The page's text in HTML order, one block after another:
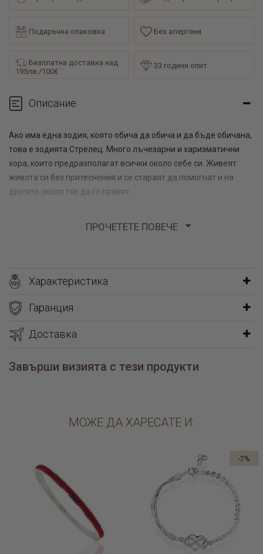
Подаръчна опаковка Без алергени
Безплатна доставка над
195лв./100€
33 години опит
Описание
Ако има една зодия, която обича да обича и да бъде обичана,
това е зодията Стрелец. Много лъчезарни и харизматични
хора, които предразполагат всички около себе си. Живеят
живота си без притеснения и се стараят да помогнат и на
другите около тях да го правят.
много класическа и утвърдена комбинация от материали, с
която човек не може да сбърка.
Доверете се на нашите майстори-бижутери да изработят
ръчно този прекрасен подарък, който може да бъде подарен
Материал: Сребро 925 с 24 карата позлата
Камъни: Цирконий, Бял седеф / Blue sandstone
причина да го поръчате за всеки специален празник на
любимата дама, представителка на зодиакалния знак.
Дизайнът е изцяло дело на Бижутерия Паладиум, което ви
дава възможност да подарите един малко по-различен накит.
Колиетата със зодии не са изгубили своето очарование, но
днес купувачите търсят продукт, който се отличава от
ПРОЧЕТЕТЕ ПОВЕЧЕ
Характеристика
Гаранция
Доставка
Завърши визията с тези продукти
МОЖЕ ДА ХАРЕСАТЕ И:
-7%